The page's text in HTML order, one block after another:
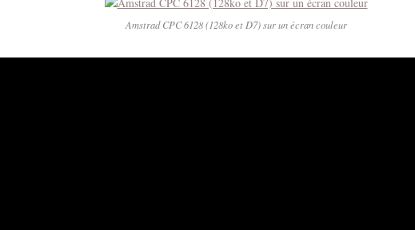
Amstrad CPC 6128 (128ko et D7) sur un écran couleur